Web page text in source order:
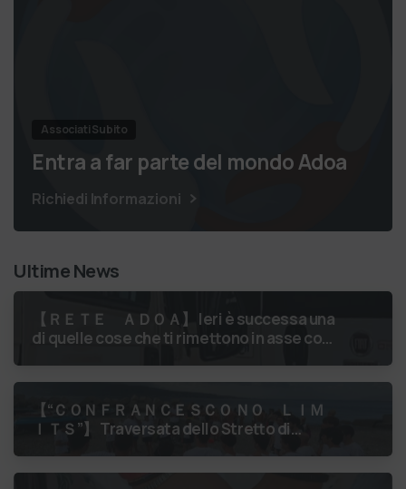
Associati Subito
Entra a far parte del mondo Adoa
Richiedi Informazioni
Ultime News
【 ＲＥＴＥ ＡＤＯＡ】 Ieri è successa una
di quelle cose che ti rimettono in asse con
【 “ＣＯＮＦＲＡＮＣＥＳＣＯ ＮＯ ＬＩＭ
ＩＴＳ”】 Traversata dello Stretto di